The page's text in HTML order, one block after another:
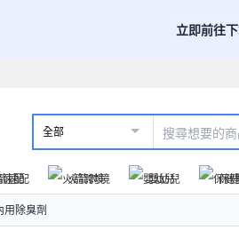
立即前往
全部
速配 火箭跨境 嬰幼兒 保
用除臭劑